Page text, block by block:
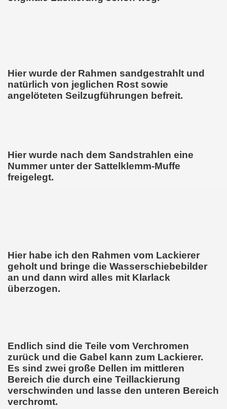
Hier wurde der Rahmen sandgestrahlt und
natürlich von jeglichen Rost sowie
angelöteten Seilzugführungen befreit.
Hier wurde nach dem Sandstrahlen eine
Nummer unter der Sattelklemm-Muffe
freigelegt.
Hier habe ich den Rahmen vom Lackierer
geholt und bringe die Wasserschiebebilder
an und dann wird alles mit Klarlack
überzogen.
Endlich sind die Teile vom Verchromen
zurück und die Gabel kann zum Lackierer.
Es sind zwei große Dellen im mittleren
Bereich die durch eine Teillackierung
verschwinden und lasse den unteren Bereich
verchromt.